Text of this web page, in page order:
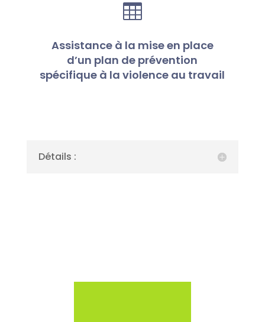

Assistance à la mise en place
d’un plan de prévention
spécifique à la violence au travail
Détails :